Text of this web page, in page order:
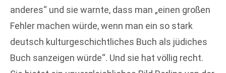
anderes“ und sie warnte, dass man „einen großen
Fehler machen würde, wenn man ein so stark
deutsch kulturgeschichtliches Buch als jüdiches
Buch sanzeigen würde“. Und sie hat völlig recht.